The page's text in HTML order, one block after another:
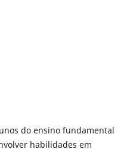
do ensino fundamental
habilidades em